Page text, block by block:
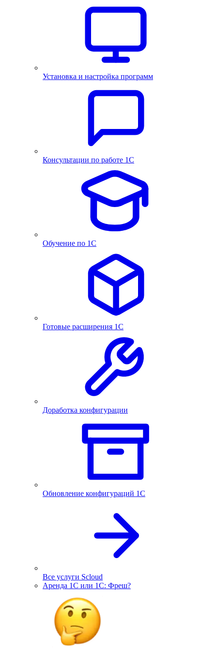
Установка и настройка программ
Консультации по работе 1С
Обучение по 1С
Готовые расширения 1С
Доработка конфигурации
Обновление конфигураций 1С
Все услуги Scloud
Аренда 1С или 1С: Фреш?